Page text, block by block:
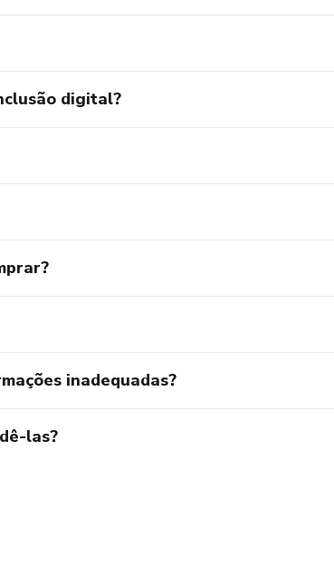
digital?
inadequadas?
las?